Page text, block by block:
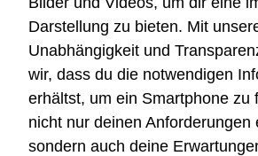
Darstellung zu bieten. Mit
Unabhängigkeit und
wir, dass du die notwendigen
erhältst, um ein Smartphone zu
nicht nur deinen Anforderungen
sondern auch deine